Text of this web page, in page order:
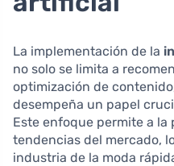
La implementación de la
no solo se limita a
optimización de
desempeña un papel
Este enfoque permite a
tendencias del mercado,
industria de la moda